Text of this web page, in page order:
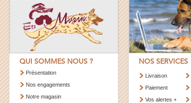
QUI SOMMES NOUS ?
Présentation
Nos engagements
Notre magasin
NOS SERVICES
Livraison
Paiement
Vos alertes +